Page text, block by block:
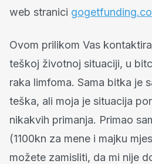
web stranici
Ovom prilikom Vas
teškoj životnoj situaciji, u
raka limfoma. Sama bitka je
teška, ali moja je situacija
nikakvih primanja. Primao
(1100kn za mene i majku
možete zamisliti, da mi nije